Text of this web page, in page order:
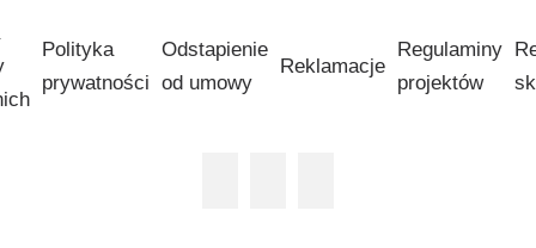
Polityka
prywatności
Odstapienie
od umowy
Reklamacje
Regulaminy
projektów